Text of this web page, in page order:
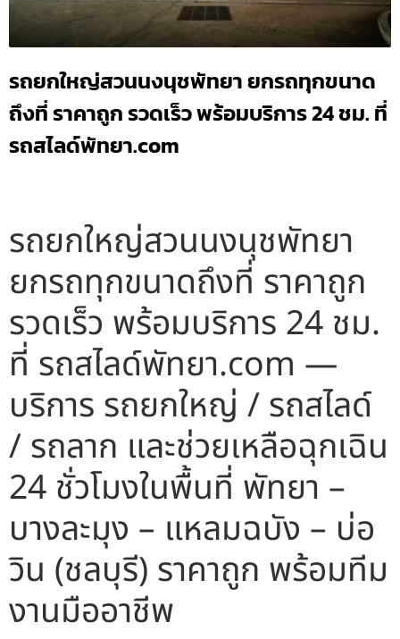
รถยกใหญ่สวนนงนุชพัทยา ยกรถทุกขนาด
ถึงที่ ราคาถูก รวดเร็ว พร้อมบริการ 24 ชม. ที่
รถสไลด์พัทยา.com
รถยกใหญ่สวนนงนุชพัทยา
ยกรถทุกขนาดถึงที่ ราคาถูก
รวดเร็ว พร้อมบริการ 24 ชม.
ที่ รถสไลด์พัทยา.com —
บริการ รถยกใหญ่ / รถสไลด์
/ รถลาก และช่วยเหลือฉุกเฉิน
24 ชั่วโมงในพื้นที่ พัทยา –
บางละมุง – แหลมฉบัง – บ่อ
วิน (ชลบุรี) ราคาถูก พร้อมทีม
งานมืออาชีพ